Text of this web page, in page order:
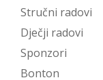
Stručni radovi
Dječji radovi
Sponzori
Bonton